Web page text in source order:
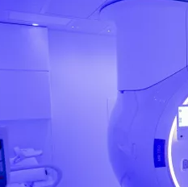
porodnice